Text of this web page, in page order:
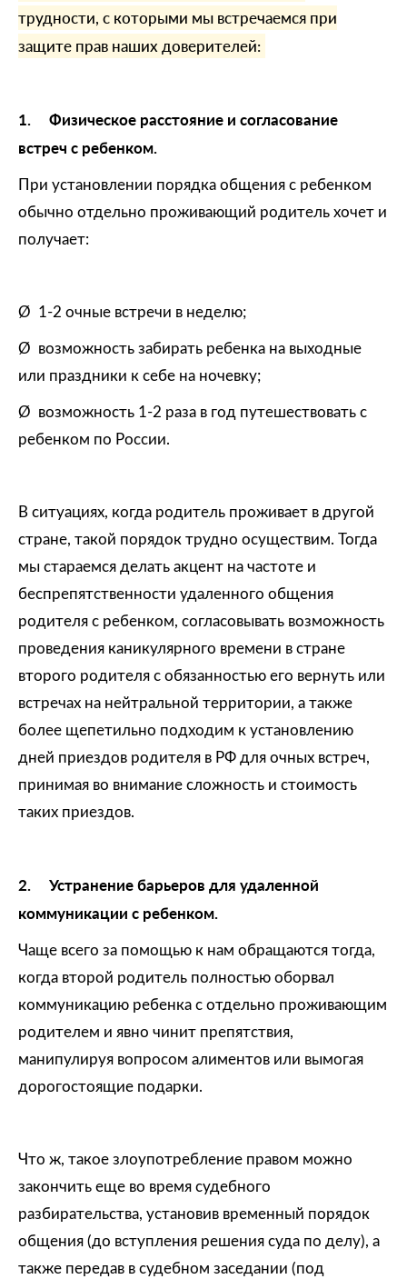
трудности, с которыми мы встречаемся при
защите прав наших доверителей:
1. Физическое расстояние и согласование
встреч с ребенком.
При установлении порядка общения с ребенком
обычно отдельно проживающий родитель хочет и
получает:
Ø 1-2 очные встречи в неделю;
Ø возможность забирать ребенка на выходные
или праздники к себе на ночевку;
Ø возможность 1-2 раза в год путешествовать с
ребенком по России.
В ситуациях, когда родитель проживает в другой
стране, такой порядок трудно осуществим. Тогда
мы стараемся делать акцент на частоте и
беспрепятственности удаленного общения
родителя с ребенком, согласовывать возможность
проведения каникулярного времени в стране
второго родителя с обязанностью его вернуть или
встречах на нейтральной территории, а также
более щепетильно подходим к установлению
дней приездов родителя в РФ для очных встреч,
принимая во внимание сложность и стоимость
таких приездов.
2. Устранение барьеров для удаленной
коммуникации с ребенком.
Чаще всего за помощью к нам обращаются тогда,
когда второй родитель полностью оборвал
коммуникацию ребенка с отдельно проживающим
родителем и явно чинит препятствия,
манипулируя вопросом алиментов или вымогая
дорогостоящие подарки.
Что ж, такое злоупотребление правом можно
закончить еще во время судебного
разбирательства, установив временный порядок
общения (до вступления решения суда по делу), а
также передав в судебном заседании (под